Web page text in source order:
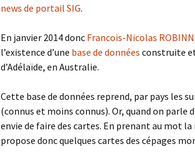
news de portail SIG.
En janvier 2014 donc Francois-Nicolas
l’existence d’une base de données construite
d’Adélaïde, en Australie.
Cette base de données reprend, par pays les
(connus et moins connus). Or, quand on parle
envie de faire des cartes. En prenant au mot
propose donc quelques cartes des cépages